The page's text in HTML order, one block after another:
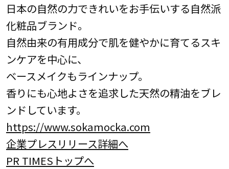
日本の自然の力できれいをお手伝いする自然派
化粧品ブランド。
自然由来の有用成分で肌を健やかに育てるスキ
ンケアを中心に、
ベースメイクもラインナップ。
香りにも心地よさを追求した天然の精油をブレ
ンドしています。
https://www.sokamocka.com
企業プレスリリース詳細へ
PR TIMESトップへ